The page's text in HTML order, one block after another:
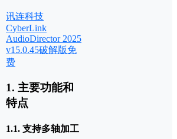
讯连科技
CyberLink
AudioDirector 2025
v15.0.45破解版免
费
1. 主要功能和
特点
1.1. 支持多轴加工